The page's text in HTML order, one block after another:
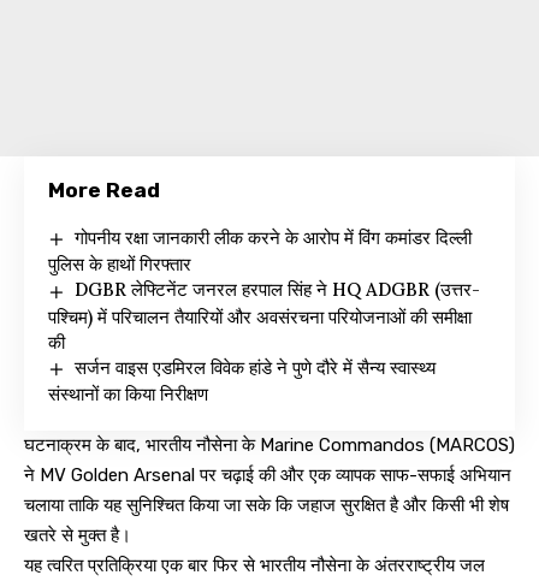
More Read
गोपनीय रक्षा जानकारी लीक करने के आरोप में विंग कमांडर दिल्ली
पुलिस के हाथों गिरफ्तार
DGBR लेफ्टिनेंट जनरल हरपाल सिंह ने HQ ADGBR (उत्तर-
पश्चिम) में परिचालन तैयारियों और अवसंरचना परियोजनाओं की समीक्षा
की
सर्जन वाइस एडमिरल विवेक हांडे ने पुणे दौरे में सैन्य स्वास्थ्य
संस्थानों का किया निरीक्षण
घटनाक्रम के बाद, भारतीय नौसेना के Marine Commandos (MARCOS)
ने MV Golden Arsenal पर चढ़ाई की और एक व्यापक साफ-सफाई अभियान
चलाया ताकि यह सुनिश्चित किया जा सके कि जहाज सुरक्षित है और किसी भी शेष
खतरे से मुक्त है।
यह त्वरित प्रतिक्रिया एक बार फिर से भारतीय नौसेना के अंतरराष्ट्रीय जल